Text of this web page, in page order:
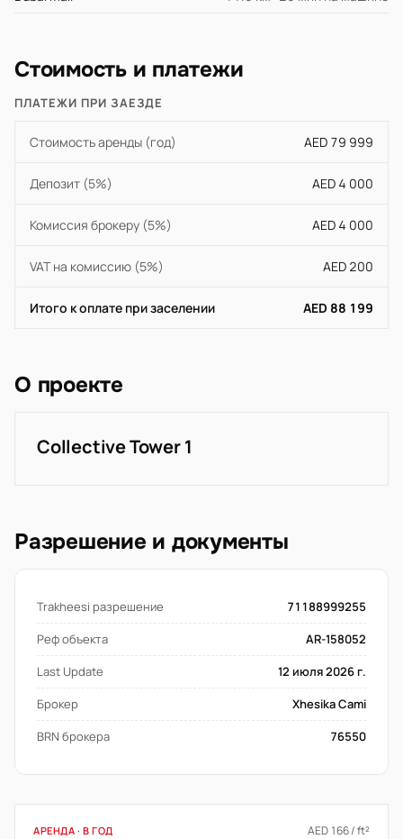
Стоимость и платежи
ПЛАТЕЖИ ПРИ ЗАЕЗДЕ
Стоимость аренды (год) AED 79 999
Депозит (5%) AED 4 000
Комиссия брокеру (5%) AED 4 000
VAT на комиссию (5%) AED 200
Итого к оплате при заселении AED 88 199
О проекте
Collective Tower 1
Разрешение и документы
Trakheesi разрешение
71188999255
Реф объекта
AR-158052
Last Update
12 июля 2026 г.
Брокер
Xhesika Cami
BRN брокера
76550
АРЕНДА · В ГОД AED 166 / ft²